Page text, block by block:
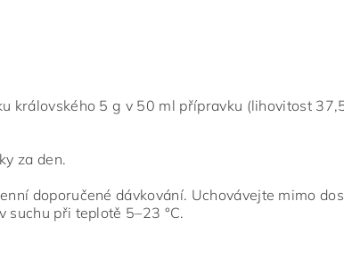
královského 5 g v 50 ml přípravku (lihovitost
za den.
doporučené dávkování. Uchovávejte mimo
suchu při teplotě 5–23 °C.